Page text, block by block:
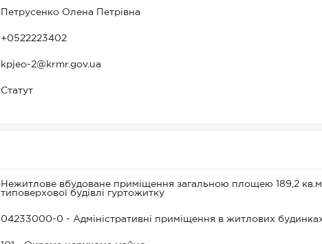
Петрусенко Олена Петрівна
+0522223402
kpjeo-2@krmr.gov.ua
Статут
Нежитлове вбудоване приміщення загальною площею 189,2
типоверхової будівлі гуртожитку
04233000-0 - Адміністративні приміщення в житлових